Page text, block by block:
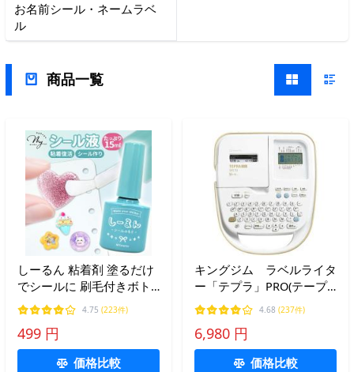
お名前シール・ネームラベ
ル
商品一覧
しーるん 粘着剤 塗るだけ
でシールに 刷毛付きボト
ル 15ml ■ 接着剤 手作り
復活 接着 簡単 シール交換
シール帳 ステッカー レジ
ン デコ ■
4.75 (223件)
499 円
価格比較
キングジム ラベルライタ
ー「テプラ」PRO(テープ
幅:18mmまで) SR170
4.68 (237件)
6,980 円
価格比較